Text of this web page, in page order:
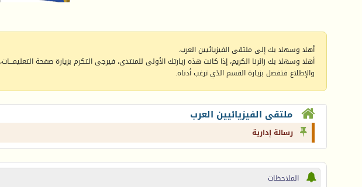
أهلا وسهلا بك إلى ملتقى الفيزيائيين العرب.
أهلا وسهلا بك زائرنا الكريم، إذا كانت هذه زيارتك الأولى للمنتدى، فيرجى التكرم بزيارة صفحة التعليمـــات،
والإطلاع فتفضل بزيارة القسم الذي ترغب أدناه.
ملتقى الفيزيائيين العرب
رسالة إدارية
الملاحظات